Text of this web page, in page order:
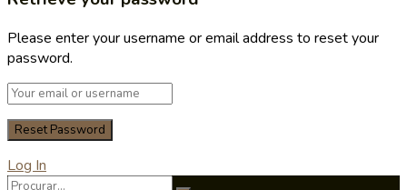
Please enter your username or email address to reset your
password.
Log In